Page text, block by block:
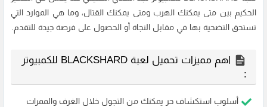
الحكيم بين متى يمكنك الهرب ومتى يمكنك القتال، وما هي الموارد التي
تستحق التضحية بها في مقابل النجاة أو الحصول على فرصة جيدة للتقدم.
اهم مميزات تحميل لعبة BLACKSHARD للكمبيوتر
:
أسلوب استكشاف حر يمكنك من التجول خلال الغرف والممرات